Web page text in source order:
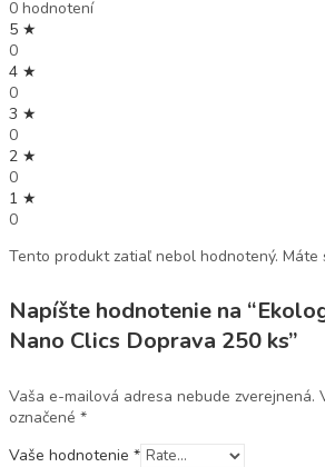
0 hodnotení
5 ★
0
4 ★
0
3 ★
0
2 ★
0
1 ★
0
Tento produkt zatiaľ nebol hodnotený. Máte
Napíšte hodnotenie na
Nano Clics Doprava 250 ks”
Vaša e-mailová adresa nebude zverejnená.
označené *
Vaše hodnotenie *